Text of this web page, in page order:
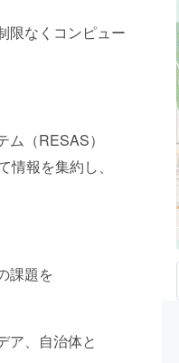
限なくコンピュー
（RESAS）
報を集約し、
課題を
ア、自治体と